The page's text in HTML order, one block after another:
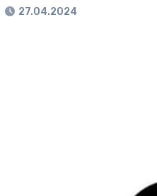
27.04.2024